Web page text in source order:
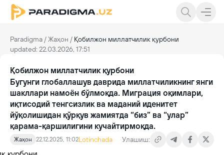
Paradigma /Жаҳон / Қобилжон миллатчилик қурбони
updated: 22.03.2026, 17:51
Қобилжон миллатчилик қурбони
Бугунги глобаллашув даврида миллатчиликнинг янги
шакллари намоён бўлмоқда. Миграция оқимлари,
иқтисодий тенгсизлик ва маданий иденитет
йўқолишидан қўрқув жамиятда “биз” ва “улар”
қарама-қаршилигини кучайтирмоқда.
Жаҳон 22.12.2025, 11:02Lotinchada Улашиш: